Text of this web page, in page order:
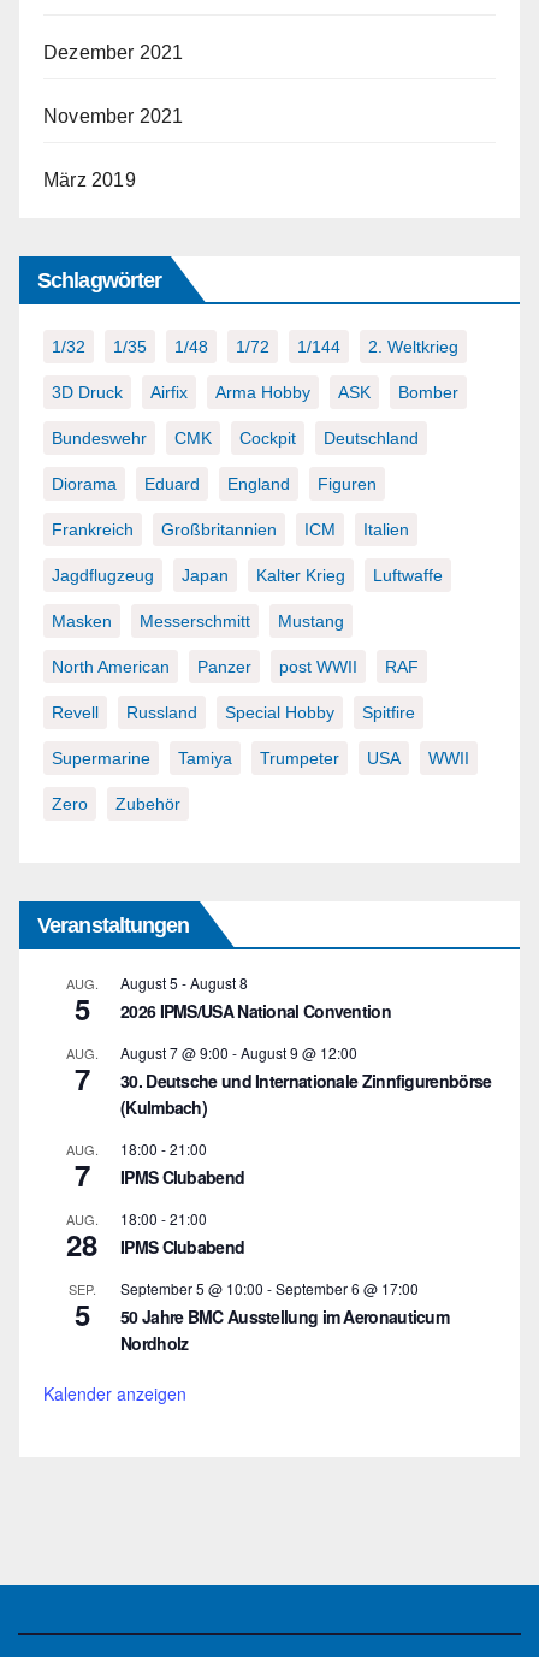
Dezember 2021
November 2021
März 2019
Schlagwörter
1/32 1/35 1/48 1/72 1/144 2. Weltkrieg
3D Druck Airfix Arma Hobby ASK Bomber
Bundeswehr CMK Cockpit Deutschland
Diorama Eduard England Figuren
Frankreich Großbritannien ICM Italien
Jagdflugzeug Japan Kalter Krieg Luftwaffe
Masken Messerschmitt Mustang
North American Panzer post WWII RAF
Revell Russland Special Hobby Spitfire
Supermarine Tamiya Trumpeter USA WWII
Zero Zubehör
Veranstaltungen
AUG.
5
August 5 -August 8
2026 IPMS/USA National Convention
AUG.
7
August 7 @ 9:00 -August 9 @ 12:00
30. Deutsche und Internationale Zinnfigurenbörse
(Kulmbach)
AUG.
7
18:00 -21:00
IPMS Clubabend
AUG.
28
18:00 -21:00
IPMS Clubabend
SEP.
5
September 5 @ 10:00 -September 6 @ 17:00
50 Jahre BMC Ausstellung im Aeronauticum
Nordholz
Kalender anzeigen